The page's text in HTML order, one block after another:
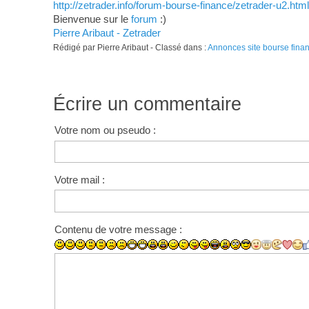
http://zetrader.info/forum-bourse-finance/zetrader-u2.html
Bienvenue sur le forum :)
Pierre Aribaut - Zetrader
Rédigé par Pierre Aribaut - Classé dans :Annonces site bourse
Écrire un commentaire
Votre nom ou pseudo :
Votre mail :
Contenu de votre message :